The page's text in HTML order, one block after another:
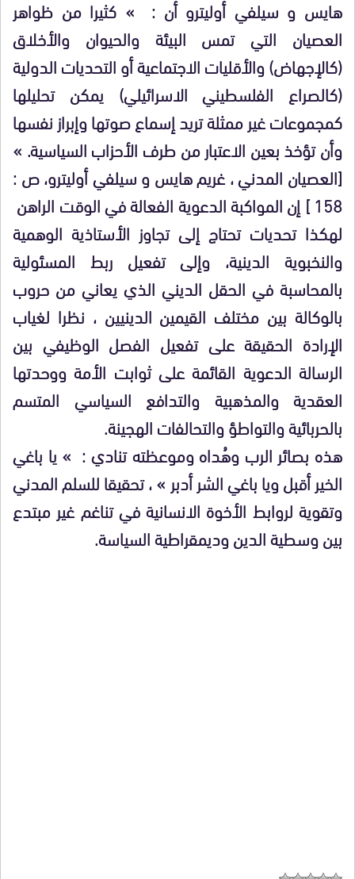
هايس و سيلفي أوليترو أن : » كثيرا من ظواهر
العصيان التي تمس البيئة والحيوان والأخلاق
(كالإجهاض) والأقليات الاجتماعية أو التحديات الدولية
(كالصراع الفلسطيني الاسرائيلي) يمكن تحليلها
كمجموعات غير ممثلة تريد إسماع صوتها وإبراز نفسها
وأن تؤخذ بعين الاعتبار من طرف الأحزاب السياسية. »
[العصيان المدني ، غريم هايس و سيلفي أوليترو، ص :
158 ] إن المواكبة الدعوية الفعالة في الوقت الراهن
لهكذا تحديات تحتاج إلى تجاوز الأستاذية الوهمية
والنخبوية الدينية، وإلى تفعيل ربط المسئولية
بالمحاسبة في الحقل الديني الذي يعاني من حروب
بالوكالة بين مختلف القيمين الدينيين ، نظرا لغياب
الإرادة الحقيقة على تفعيل الفصل الوظيفي بين
الرسالة الدعوية القائمة على ثوابت الأمة ووحدتها
العقدية والمذهبية والتدافع السياسي المتسم
بالحربائية والتواطؤ والتحالفات الهجينة.
هذه بصائر الرب وهُداه وموعظته تنادي : » يا باغي
الخير أقبل ويا باغي الشر أدبر » ، تحقيقا للسلم المدني
وتقوية لروابط الأخوة الانسانية في تناغم غير مبتدع
بين وسطية الدين وديمقراطية السياسة.